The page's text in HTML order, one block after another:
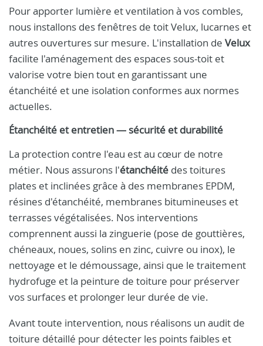
Pour apporter lumière et ventilation à vos combles,
nous installons des fenêtres de toit Velux, lucarnes et
autres ouvertures sur mesure. L'installation de Velux
facilite l'aménagement des espaces sous-toit et
valorise votre bien tout en garantissant une
étanchéité et une isolation conformes aux normes
actuelles.
Étanchéité et entretien — sécurité et durabilité
La protection contre l'eau est au cœur de notre
métier. Nous assurons l'étanchéité des toitures
plates et inclinées grâce à des membranes EPDM,
résines d'étanchéité, membranes bitumineuses et
terrasses végétalisées. Nos interventions
comprennent aussi la zinguerie (pose de gouttières,
chéneaux, noues, solins en zinc, cuivre ou inox), le
nettoyage et le démoussage, ainsi que le traitement
hydrofuge et la peinture de toiture pour préserver
vos surfaces et prolonger leur durée de vie.
Avant toute intervention, nous réalisons un audit de
toiture détaillé pour détecter les points faibles et